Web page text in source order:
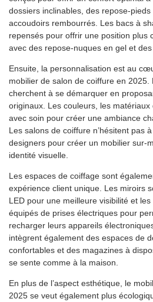
dossiers inclinables, des repose-
accoudoirs rembourrés. Les bacs à
repensés pour offrir une position plus
avec des repose-nuques en gel et des
Ensuite, la personnalisation est au
mobilier de salon de coiffure en 2025.
cherchent à se démarquer en
originaux. Les couleurs, les
avec soin pour créer une ambiance
Les salons de coiffure n’hésitent pas
designers pour créer un mobilier sur-
identité visuelle.
Les espaces de coiffage sont
expérience client unique. Les miroirs
LED pour une meilleure visibilité et
équipés de prises électriques pour
recharger leurs appareils
intègrent également des espaces de
confortables et des magazines à
se sente comme à la maison.
En plus de l’aspect esthétique, le
2025 se veut également plus